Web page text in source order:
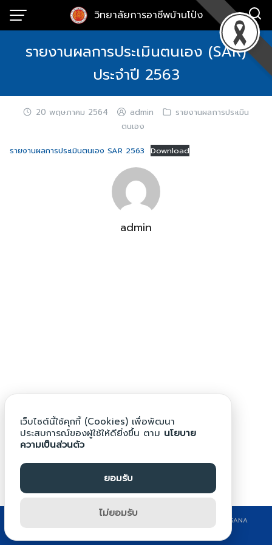
Skip
วิทยาลัยการอาชีพบ้านโป่ง
รายงานผลการประเมินตนเอง (SAR)
ประจำปี 2563
20 พฤษภาคม 2564 admin
รายงานผลการประเมิน
ตนเอง
รายงานผลการประเมินตนเอง SAR 2563 Download
admin
©2024 WWW.BPG.AC.TH. ALL RIGHTS RESERVED. DESIGN BY KRITSANA
เว็บไซต์นี้ใช้คุกกี้ (Cookies) เพื่อพัฒนา
ประสบการณ์ของผู้ใช้ให้ดียิ่งขึ้น ตาม นโยบาย
ความเป็นส่วนตัว
ยอมรับ
ไม่ยอมรับ